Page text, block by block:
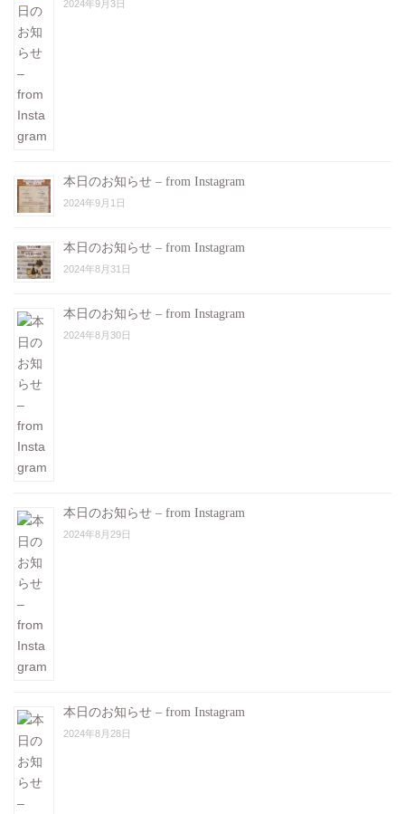
2024年9月3日
本日のお知らせ – from Instagram
2024年9月1日
本日のお知らせ – from Instagram
2024年8月31日
本日のお知らせ – from Instagram
2024年8月30日
本日のお知らせ – from Instagram
2024年8月29日
本日のお知らせ – from Instagram
2024年8月28日